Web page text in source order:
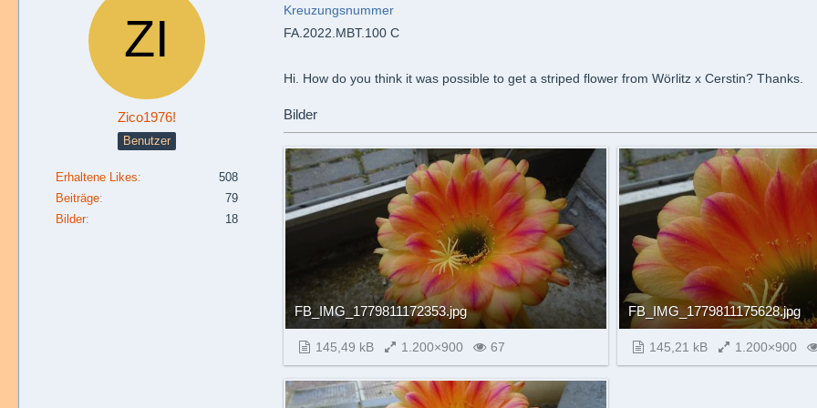
Zico1976!
Benutzer
Erhaltene Likes
508
Beiträge
79
Bilder
18
Kreuzungsnummer
FA.2022.MBT.100 C
Hi. How do you think it was possible to get a striped flower from Wörlitz x Cerstin? Thanks.
Bilder
FB_IMG_1779811172353.jpg
145,49 kB 1.200×900 67
FB_IMG_1779811175628.jpg
145,21 kB 1.200×900